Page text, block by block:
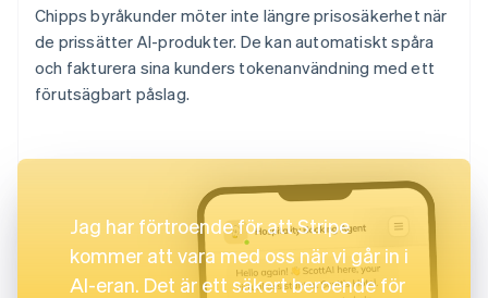
Chipps byråkunder möter inte längre prisosäkerhet när
de prissätter AI-produkter. De kan automatiskt spåra
och fakturera sina kunders tokenanvändning med ett
förutsägbart påslag.
Jag har förtroende för att Stripe
kommer att vara med oss när vi går in i
AI-eran. Det är ett säkert beroende för